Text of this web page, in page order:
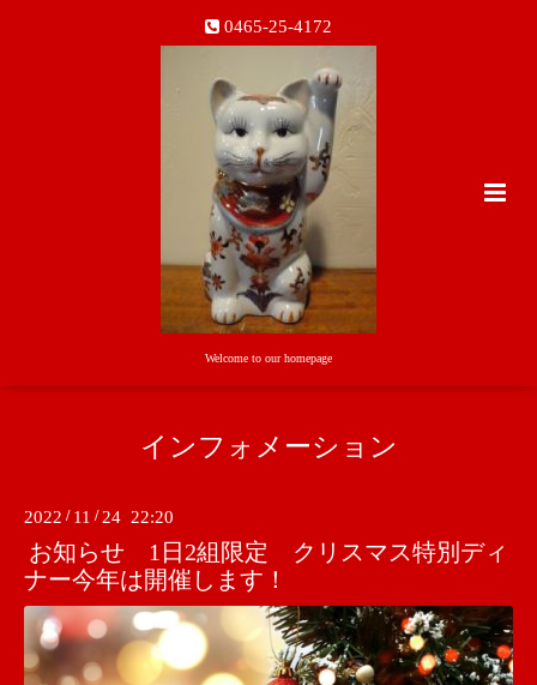
0465-25-4172
Welcome to our homepage
インフォメーション
2022 / 11 / 24 22:20
お知らせ 1日2組限定 クリスマス特別ディ
ナー今年は開催します！